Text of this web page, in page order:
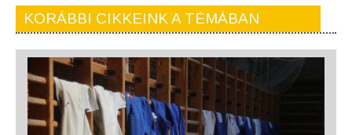
KORÁBBI CIKKEINK A TÉMÁBAN